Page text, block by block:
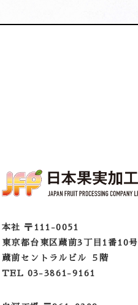
本社 〒111-0051
東京都台東区蔵前3丁目1番10号
蔵前セントラルビル ５階
TEL 03-3861-9161